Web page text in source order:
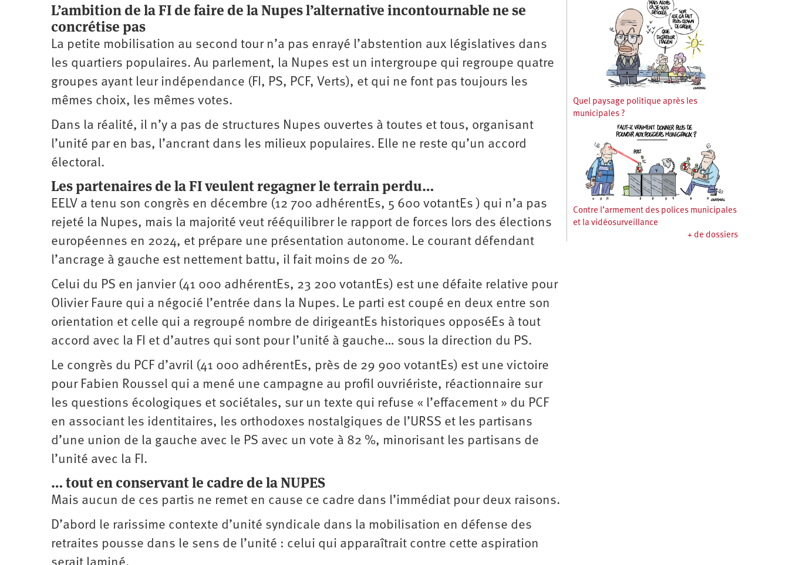
L’ambition de la FI de faire de la Nupes l’alternative incontournable ne se
concrétise pas
La petite mobilisation au second tour n’a pas enrayé l’abstention aux législatives dans
les quartiers populaires. Au parlement, la Nupes est un intergroupe qui regroupe quatre
groupes ayant leur indépendance (FI, PS, PCF, Verts), et qui ne font pas toujours les
mêmes choix, les mêmes votes.
Dans la réalité, il n’y a pas de structures Nupes ouvertes à toutes et tous, organisant
l’unité par en bas, l’ancrant dans les milieux populaires. Elle ne reste qu’un accord
électoral.
Les partenaires de la FI veulent regagner le terrain perdu…
EELV a tenu son congrès en décembre (12 700 adhérentEs, 5 600 votantEs ) qui n’a pas
rejeté la Nupes, mais la majorité veut rééquilibrer le rapport de forces lors des élections
européennes en 2024, et prépare une présentation autonome. Le courant défendant
l’ancrage à gauche est nettement battu, il fait moins de 20 %.
Celui du PS en janvier (41 000 adhérentEs, 23 200 votantEs) est une défaite relative pour
Olivier Faure qui a négocié l’entrée dans la Nupes. Le parti est coupé en deux entre son
orientation et celle qui a regroupé nombre de dirigeantEs historiques opposéEs à tout
accord avec la FI et d’autres qui sont pour l’unité à gauche… sous la direction du PS.
Le congrès du PCF d’avril (41 000 adhérentEs, près de 29 900 votantEs) est une victoire
pour Fabien Roussel qui a mené une campagne au profil ouvriériste, réactionnaire sur
les questions écologiques et sociétales, sur un texte qui refuse « l’effacement » du PCF
en associant les identitaires, les orthodoxes nostalgiques de l’URSS et les partisans
d’une union de la gauche avec le PS avec un vote à 82 %, minorisant les partisans de
l’unité avec la FI.
… tout en conservant le cadre de la NUPES
Mais aucun de ces partis ne remet en cause ce cadre dans l’immédiat pour deux raisons.
D’abord le rarissime contexte d’unité syndicale dans la mobilisation en défense des
retraites pousse dans le sens de l’unité : celui qui apparaîtrait contre cette aspiration
Quel paysage politique après les
municipales ?
Contre l’armement des polices municipales
et la vidéosurveillance
+ de dossiers